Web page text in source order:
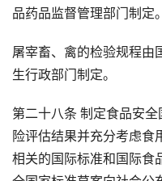
品药品监督管理部门制定。
屠宰畜、禽的检验规程由
生行政部门制定。
第二十八条 制定食品安
险评估结果并充分考虑食
相关的国际标准和国际食